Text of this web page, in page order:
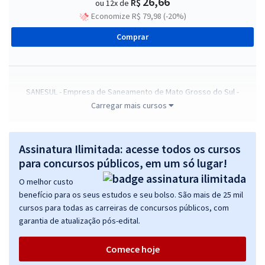
ou 12x de R$
Economize R$ 79,98 (-20%)
Comprar
SANESUL - Empresa de Saneamento de Mato Grosso do Sul -
Conhecimentos Comuns aos Empregos de Nível Superior
26,66
Economize R$ 79,98 (-20%)
Comprar
SANESUL - Empresa de Saneamento de Mato Grosso do Sul -
Conhecimentos Comuns aos Empregos de Nível Médio
à vista
Carregar mais cursos
Assinatura Ilimitada: acesse todos os cursos
para concursos públicos, em um só lugar!
O melhor custo
benefício para os seus estudos e seu bolso. São mais de 25 mil
cursos para todas as carreiras de concursos públicos, com
garantia de atualização pós-edital.
Comece hoje